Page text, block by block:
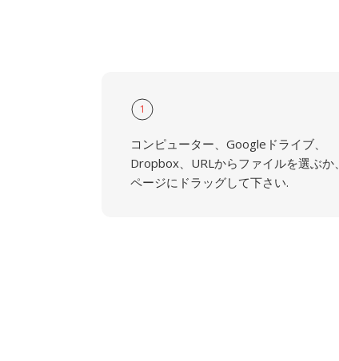
1
コンピューター、Googleドライブ、
Dropbox、URLからファイルを選ぶか、
ページにドラッグして下さい.